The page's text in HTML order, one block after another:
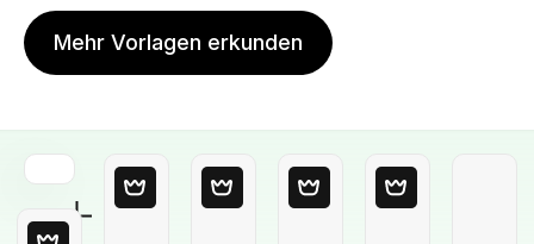
Mehr Vorlagen erkunden